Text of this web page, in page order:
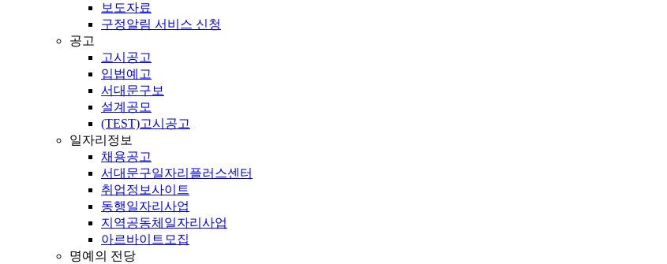
보도자료
구정알림 서비스 신청
공고
고시공고
입법예고
서대문구보
설계공모
(TEST)고시공고
일자리정보
채용공고
서대문구일자리플러스센터
취업정보사이트
동행일자리사업
지역공동체일자리사업
아르바이트모집
명예의 전당